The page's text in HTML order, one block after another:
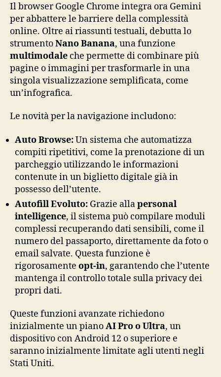
Il browser Google Chrome integra ora Gemini
per abbattere le barriere della complessità
online. Oltre ai riassunti testuali, debutta lo
strumentoNano Banana, una funzione
multimodale che permette di combinare più
pagine o immagini per trasformarle in una
singola visualizzazione semplificata, come
un’infografica.
Le novità per la navigazione includono:
Auto Browse:Un sistema che automatizza
compiti ripetitivi, come la prenotazione di un
parcheggio utilizzando le informazioni
contenute in un biglietto digitale già in
possesso dell’utente.
Autofill Evoluto: Grazie allapersonal
intelligence, il sistema può compilare moduli
complessi recuperando dati sensibili, come il
numero del passaporto, direttamente da foto o
email salvate. Questa funzione è
rigorosamente opt-in, garantendo che l’utente
mantenga il controllo totale sulla privacy dei
propri dati.
Queste funzioni avanzate richiedono
inizialmente un pianoAI Pro o Ultra, un
dispositivo con Android 12 o superiore e
saranno inizialmente limitate agli utenti negli
Stati Uniti.